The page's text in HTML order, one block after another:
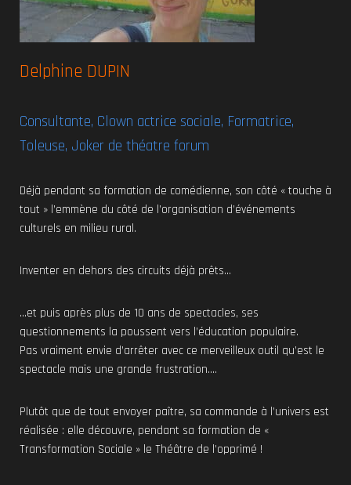
Delphine DUPIN
Consultante, Clown actrice sociale, Formatrice,
Toleuse, Joker de théatre forum
Déjà pendant sa formation de comédienne, son côté « touche à
tout » l’emmène du côté de l’organisation d’événements
culturels en milieu rural.
Inventer en dehors des circuits déjà prêts…
…et puis après plus de 10 ans de spectacles, ses
questionnements la poussent vers l’éducation populaire.
Pas vraiment envie d’arrêter avec ce merveilleux outil qu’est le
spectacle mais une grande frustration….
Plutôt que de tout envoyer paître, sa commande à l’univers est
réalisée : elle découvre, pendant sa formation de «
Transformation Sociale » le Théâtre de l’opprimé !